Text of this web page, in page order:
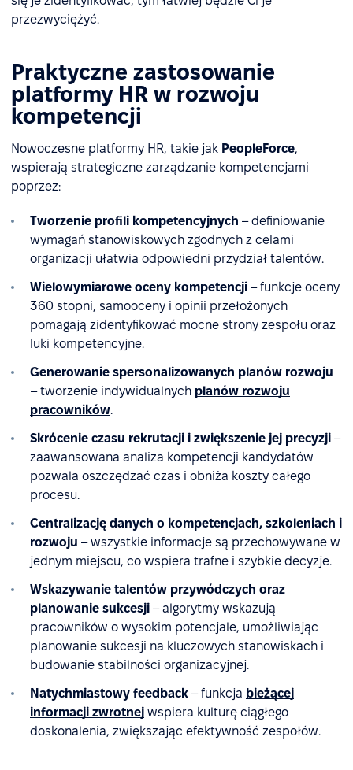
przezwyciężyć.
Praktyczne zastosowanie
platformy HR w rozwoju
kompetencji
Nowoczesne platformy HR, takie jak PeopleForce,
wspierają strategiczne zarządzanie kompetencjami
poprzez:
Tworzenie profili kompetencyjnych – definiowanie
wymagań stanowiskowych zgodnych z celami
organizacji ułatwia odpowiedni przydział talentów.
Wielowymiarowe oceny kompetencji – funkcje oceny
360 stopni, samooceny i opinii przełożonych
pomagają zidentyfikować mocne strony zespołu oraz
luki kompetencyjne.
Generowanie spersonalizowanych planów rozwoju
– tworzenie indywidualnych planów rozwoju
pracowników.
Skrócenie czasu rekrutacji i zwiększenie jej precyzji –
zaawansowana analiza kompetencji kandydatów
pozwala oszczędzać czas i obniża koszty całego
procesu.
Centralizację danych o kompetencjach, szkoleniach i
rozwoju – wszystkie informacje są przechowywane w
jednym miejscu, co wspiera trafne i szybkie decyzje.
Wskazywanie talentów przywódczych oraz
planowanie sukcesji – algorytmy wskazują
pracowników o wysokim potencjale, umożliwiając
planowanie sukcesji na kluczowych stanowiskach i
budowanie stabilności organizacyjnej.
Natychmiastowy feedback – funkcja bieżącej
informacji zwrotnej wspiera kulturę ciągłego
doskonalenia, zwiększając efektywność zespołów.